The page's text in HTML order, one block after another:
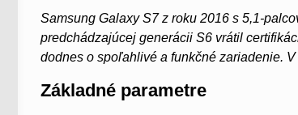
Samsung Galaxy S7 z roku 2016 s 5,1-
predchádzajúcej generácii S6 vrátil
dodnes o spoľahlivé a funkčné zariadenie.
Základné parametre